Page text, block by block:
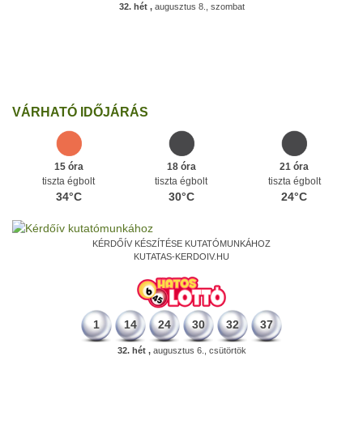
32. hét ,augusztus 8., szombat
VÁRHATÓ IDŐJÁRÁS
15 óra
tiszta égbolt
34°C
18 óra
tiszta égbolt
30°C
21 óra
tiszta égbolt
24°C
KÉRDŐÍV KÉSZÍTÉSE KUTATÓMUNKÁHOZ
KUTATAS-KERDOIV.HU
1 14 24 30 32 37
32. hét ,augusztus 6., csütörtök